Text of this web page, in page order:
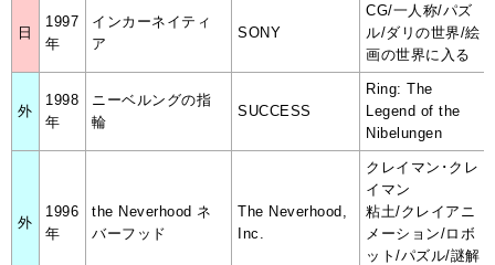
日
1997
年
インカーネイティ
ア
SONY
CG/一人称/パズ
ル/ダリの世界/絵
画の世界に入る
外
1998
年
ニーベルングの指
輪
SUCCESS
Ring: The
Legend of the
Nibelungen
外
1996
年
the Neverhood ネ
バーフッド
The Neverhood,
Inc.
クレイマン･クレ
イマン
粘土/クレイアニ
メーション/ロボ
ット/パズル/謎解